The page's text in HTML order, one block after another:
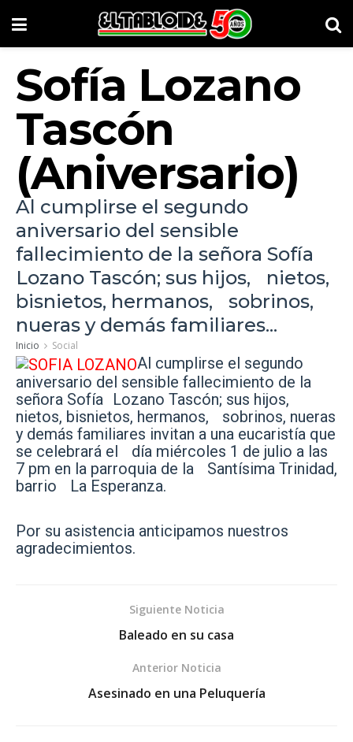
Sofía Lozano
Tascón
(Aniversario)
Al cumplirse el segundo
aniversario del sensible
fallecimiento de la señora Sofía
Lozano Tascón; sus hijos, nietos,
bisnietos, hermanos, sobrinos,
nueras y demás familiares...
Inicio Social
Al cumplirse el segundo
aniversario del sensible fallecimiento de la
señora Sofía Lozano Tascón; sus hijos,
nietos, bisnietos, hermanos, sobrinos, nueras
y demás familiares invitan a una eucaristía que
se celebrará el día miércoles 1 de julio a las
7 pm en la parroquia de la Santísima Trinidad,
barrio La Esperanza.
Por su asistencia anticipamos nuestros
agradecimientos.
Siguiente Noticia
Baleado en su casa
Anterior Noticia
Asesinado en una Peluquería